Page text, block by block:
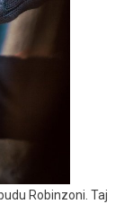
Robinzoni. Taj